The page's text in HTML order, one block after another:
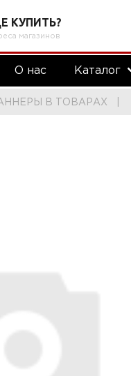
КУПИТЬ?
магазинов
О нас Каталог
В ТОВАРАХ